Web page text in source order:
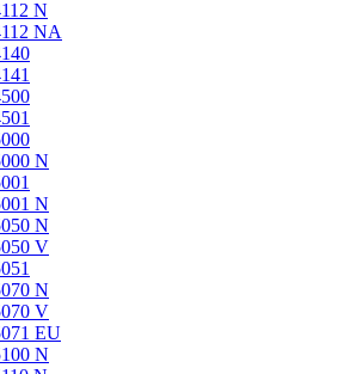
N
NA
N
N
N
V
N
V
EU
N